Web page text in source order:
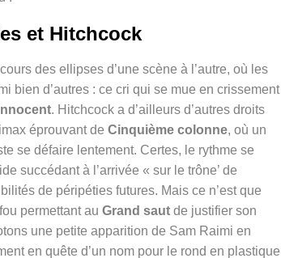
et Hitchcock
des ellipses d’une scène à l’autre, où les
bien d’autres : ce cri qui se mue en crissement
. Hitchcock a d’ailleurs d’autres droits
éprouvant de Cinquième colonne, où un
se défaire lentement. Certes, le rythme se
succédant à l’arrivée « sur le trône’ de
de péripéties futures. Mais ce n’est que
permettant au Grand saut de justifier son
une petite apparition de Sam Raimi en
en quête d’un nom pour le rond en plastique